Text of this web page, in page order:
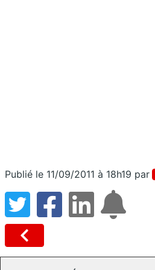
Publié le 11/09/2011 à 18h19 par